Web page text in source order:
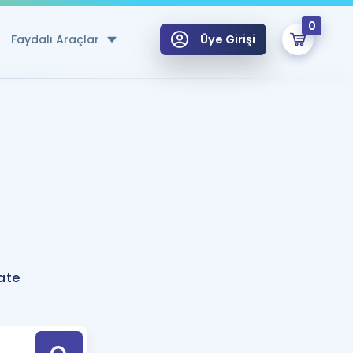
Faydalı Araçlar
Hesaplama Aracı
için Öneriler
Tek Takvimde
Üye Girişi
0
Hoca ile seni sınava hazırlayacak onlarca eğitim seni bekliyor!